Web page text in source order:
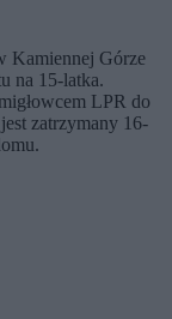
Kamiennej Górze
na 15-latka.
LPR do
zatrzymany 16-